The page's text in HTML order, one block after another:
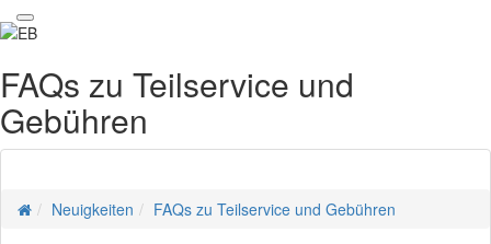
FAQs zu Teilservice und
Gebühren
Neuigkeiten FAQs zu Teilservice und Gebühren